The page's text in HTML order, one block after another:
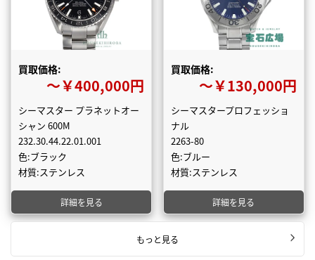
買取価格:
〜￥400,000円
シーマスター プラネットオー
シャン 600M
232.30.44.22.01.001
色:ブラック
材質:ステンレス
詳細を見る
買取価格:
〜￥130,000円
シーマスタープロフェッショ
ナル
2263-80
色:ブルー
材質:ステンレス
詳細を見る
もっと見る